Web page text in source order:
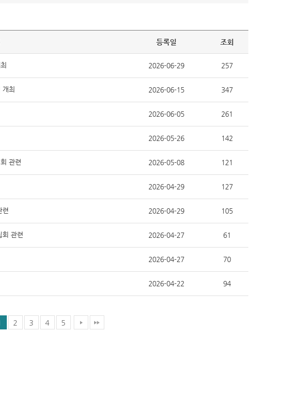
등록일 조회
2026-06-29 257
개최 2026-06-15 347
2026-06-05 261
2026-05-26 142
관련 2026-05-08 121
2026-04-29 127
련 2026-04-29 105
회 관련 2026-04-27 61
2026-04-27 70
2026-04-22 94
2 3 4 5